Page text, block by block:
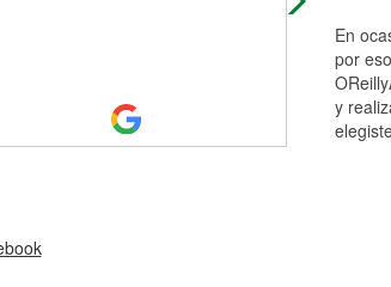
En
por
y